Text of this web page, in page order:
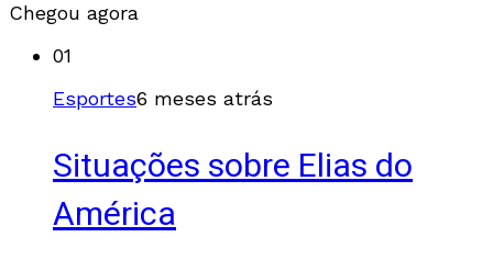
Chegou agora
01
Esportes6 meses atrás
Situações sobre Elias do
América